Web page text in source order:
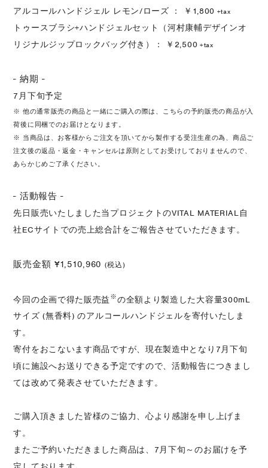
アルコールハンドジェル レモン/ローズ ： ￥1,800 +tax
トゥースブラシ+ハンドジェルセット（河村康輔デザインオ
リジナルジップロックバッグ付き）： ￥2,500 +tax
- 納期 -
7月下旬予定
※ 他の通常販売の商品と一緒にご購入の際は、こちらの予約販売の商品が入
荷後に同梱でのお届けとなります。
※ 当商品は、お客様からご注文を頂いてから製作する受注生産の為、商品ご
注文後の返品・返金・キャンセルは原則としてお受けしておりませんので、
あらかじめご了承ください。
- 活動報告 -
先日販売いたしました当プロジェクトのVITAL MATERIAL自
社ECサイトでの売上総合計をご報告させていただきます。
販売金額 ¥1,510,960 (税込)
今回の企画で得た販売益 ※の全額より製造した大容量300mL
サイズ (無香料) のアルコールハンドジェルを寄付いたしま
す。
寄付をおこないます商品ですが、現在製造中となり7月下旬
頃に施設へお送りできる予定ですので、活動報告につきまし
ては改めて発表させていただきます。
ご購入頂きました皆様のご協力、心より感謝を申し上げま
す。
またご予約いただきました商品は、7月下旬～のお届けを予